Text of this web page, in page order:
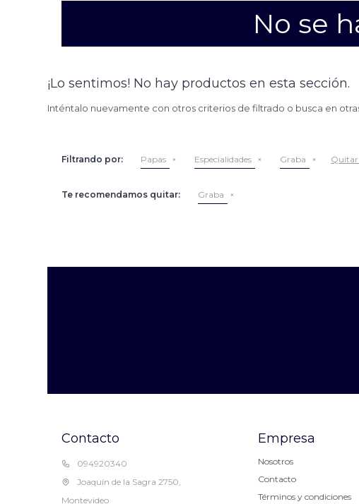
No se
¡Lo sentimos! No hay productos en esta sección.
Inténtalo nuevamente con otros criterios de filtrado o busca en
Filtrando por: Papas Especialidades Graba
Te recomendamos quitar: Graba
Contacto
094920340
Joaquín de la Sagra 2750,
Montevideo
Empresa
Nosotros
Contacto
Términos y condiciones